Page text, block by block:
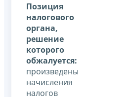
Позиция
налогового
органа,
решение
которого
обжалуется:
произведены
начисления
налогов